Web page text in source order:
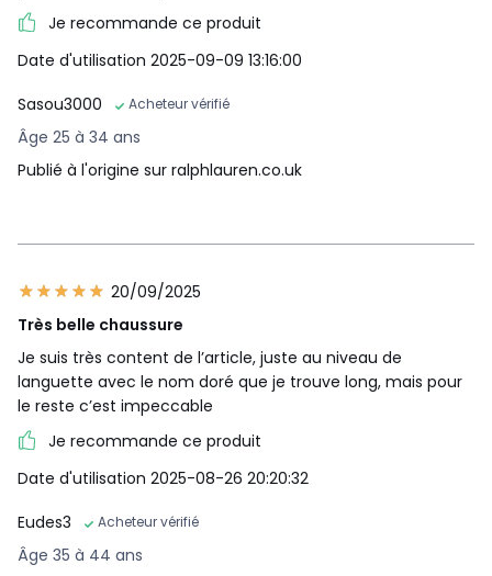
Je recommande ce produit
Date d'utilisation 2025-09-09 13:16:00
Sasou3000
Acheteur vérifié
Âge 25 à 34 ans
Publié à l'origine sur ralphlauren.co.uk
20/09/2025
Très belle chaussure
Je suis très content de l’article, juste au niveau de
languette avec le nom doré que je trouve long, mais pour
le reste c’est impeccable
Je recommande ce produit
Date d'utilisation 2025-08-26 20:20:32
Eudes3
Acheteur vérifié
Âge 35 à 44 ans